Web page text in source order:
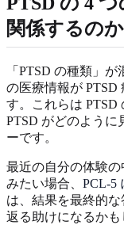
関係するのか
「PTSD の種類」
の医療情報が PTSD
す。これらは PTSD
PTSD がどのように
ーです。
最近の自分の体験
みたい場合、 PCL-5
は、結果を最終的
返る助けになるかも